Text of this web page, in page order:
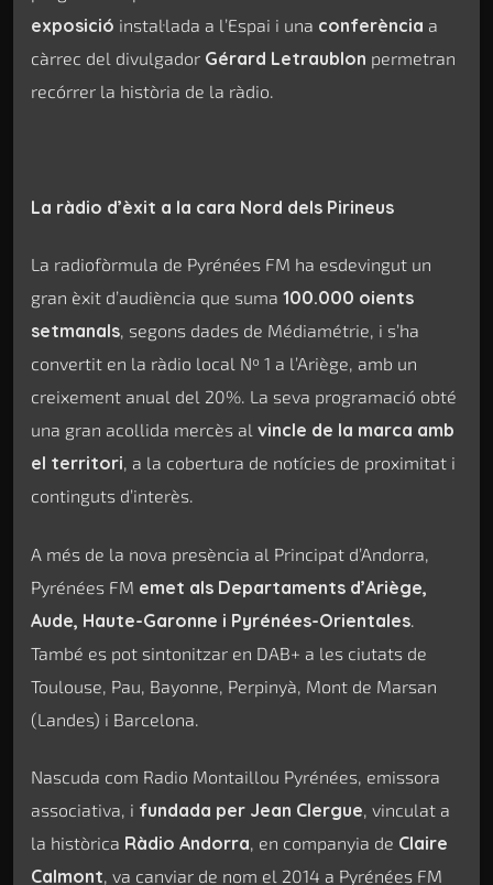
exposició instal·lada a l’Espai i una conferència a
càrrec del divulgador Gérard Letraublon permetran
recórrer la història de la ràdio.
La ràdio d’èxit a la cara Nord dels Pirineus
La radiofòrmula de Pyrénées FM ha esdevingut un
gran èxit d’audiència que suma 100.000 oients
setmanals, segons dades de Médiamétrie, i s’ha
convertit en la ràdio local Nº 1 a l’Ariège, amb un
creixement anual del 20%. La seva programació obté
una gran acollida mercès al vincle de la marca amb
el territori, a la cobertura de notícies de proximitat i
continguts d’interès.
A més de la nova presència al Principat d’Andorra,
Pyrénées FM emet als Departaments d’Ariège,
Aude, Haute-Garonne i Pyrénées-Orientales
També es pot sintonitzar en DAB+ a les ciutats de
Toulouse, Pau, Bayonne, Perpinyà, Mont de Marsan
(Landes) i Barcelona.
Nascuda com Radio Montaillou Pyrénées, emissora
associativa, i fundada per Jean Clergue, vinculat a
la històrica Ràdio Andorra, en companyia de Claire
Calmont, va canviar de nom el 2014 a Pyrénées FM